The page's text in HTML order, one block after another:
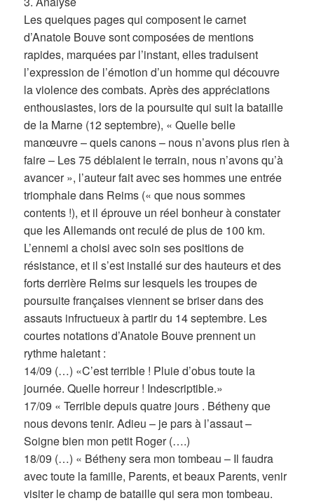
Les quelques pages qui composent le carnet
d’Anatole Bouve sont composées de mentions
rapides, marquées par l’instant, elles traduisent
l’expression de l’émotion d’un homme qui découvre
la violence des combats. Après des appréciations
enthousiastes, lors de la poursuite qui suit la bataille
de la Marne (12 septembre), « Quelle belle
manœuvre – quels canons – nous n’avons plus rien à
faire – Les 75 déblaient le terrain, nous n’avons qu’à
avancer », l’auteur fait avec ses hommes une entrée
triomphale dans Reims (« que nous sommes
contents !), et il éprouve un réel bonheur à constater
que les Allemands ont reculé de plus de 100 km.
L’ennemi a choisi avec soin ses positions de
résistance, et il s’est installé sur des hauteurs et des
forts derrière Reims sur lesquels les troupes de
poursuite françaises viennent se briser dans des
assauts infructueux à partir du 14 septembre. Les
courtes notations d’Anatole Bouve prennent un
rythme haletant :
14/09 (…) «C’est terrible ! Pluie d’obus toute la
journée. Quelle horreur ! Indescriptible.»
17/09 « Terrible depuis quatre jours . Bétheny que
nous devons tenir. Adieu – je pars à l’assaut –
Soigne bien mon petit Roger (….)
18/09 (…) « Bétheny sera mon tombeau – Il faudra
avec toute la famille, Parents, et beaux Parents, venir
visiter le champ de bataille qui sera mon tombeau.